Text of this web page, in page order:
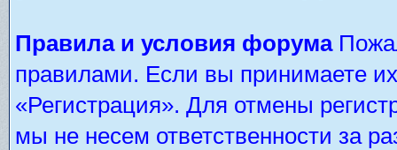
Правила и условия форума
правилами. Если вы принимаете
«Регистрация». Для отмены
мы не несем ответственности за